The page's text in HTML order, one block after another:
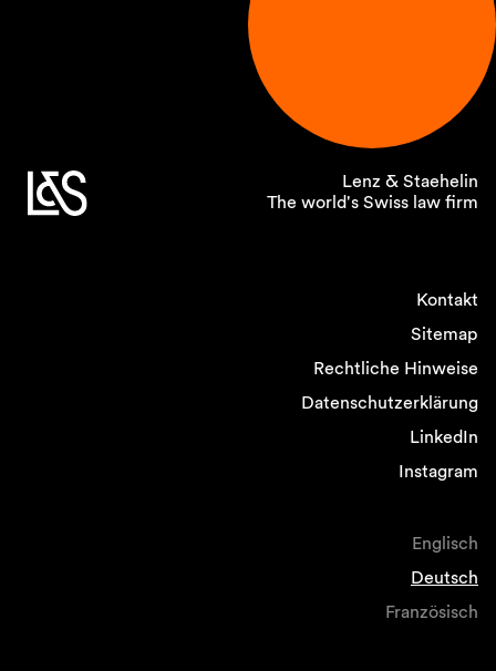
Lenz & Staehelin
The world's Swiss law firm
Kontakt
Sitemap
Rechtliche Hinweise
Datenschutzerklärung
LinkedIn
Instagram
Englisch
Deutsch
Französisch